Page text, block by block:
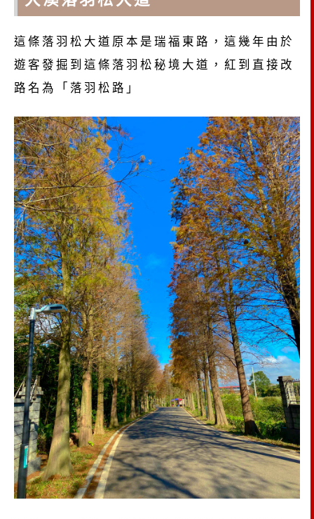
這條落羽松大道原本是瑞福東路，這幾年由於
遊客發掘到這條落羽松秘境大道，紅到直接改
路名為「落羽松路」